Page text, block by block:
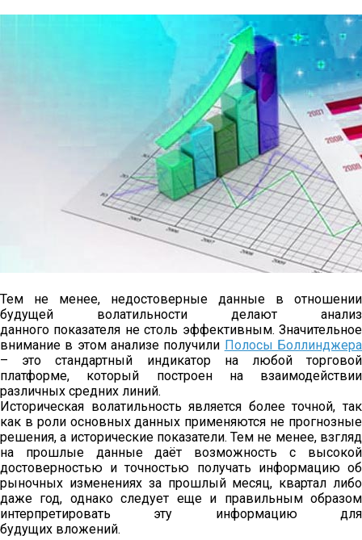
Тем не менее, недостоверные данные в отношении
будущей волатильности делают анализ
данного показателя не столь эффективным. Значительное
внимание в этом анализе получили Полосы Боллинджера
– это стандартный индикатор на любой торговой
платформе, который построен на взаимодействии
различных средних линий.
Историческая волатильность является более точной, так
как в роли основных данных применяются не прогнозные
решения, а исторические показатели. Тем не менее, взгляд
на прошлые данные даёт возможность с высокой
достоверностью и точностью получать информацию об
рыночных изменениях за прошлый месяц, квартал либо
даже год, однако следует еще и правильным образом
интерпретировать эту информацию для
будущих вложений.